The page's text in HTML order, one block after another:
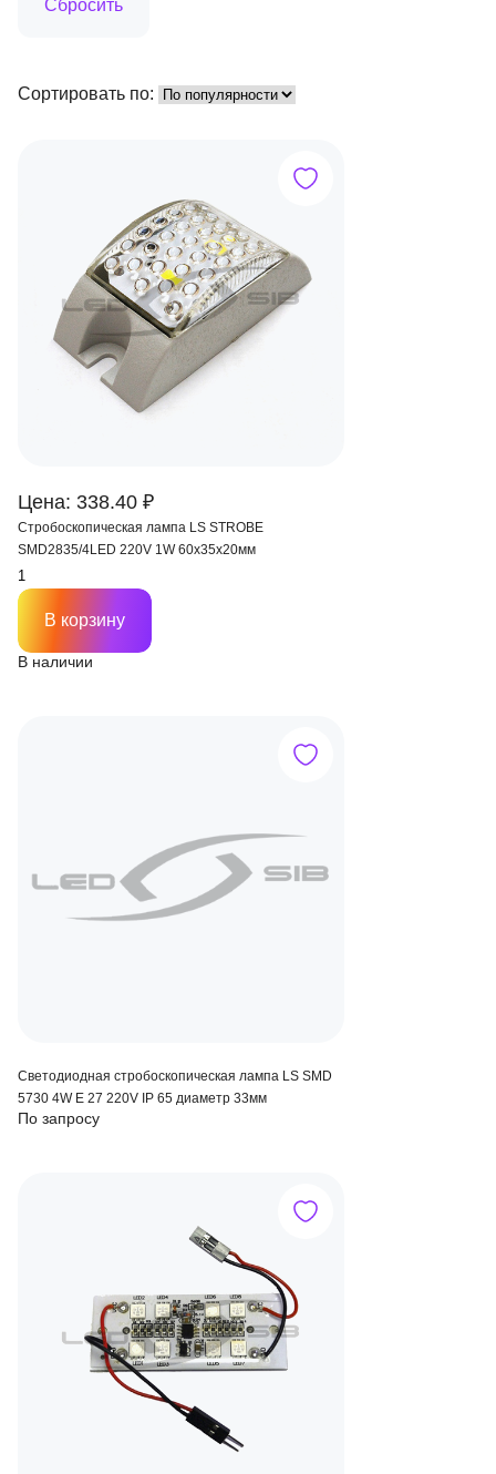
Сортировать по:
Цена: 338.40 ₽
Стробоскопическая лампа LS STROBE
SMD2835/4LED 220V 1W 60х35х20мм
В наличии
В корзину
Светодиодная стробоскопическая лампа LS SMD
5730 4W Е 27 220V IP 65 диаметр 33мм
По запросу